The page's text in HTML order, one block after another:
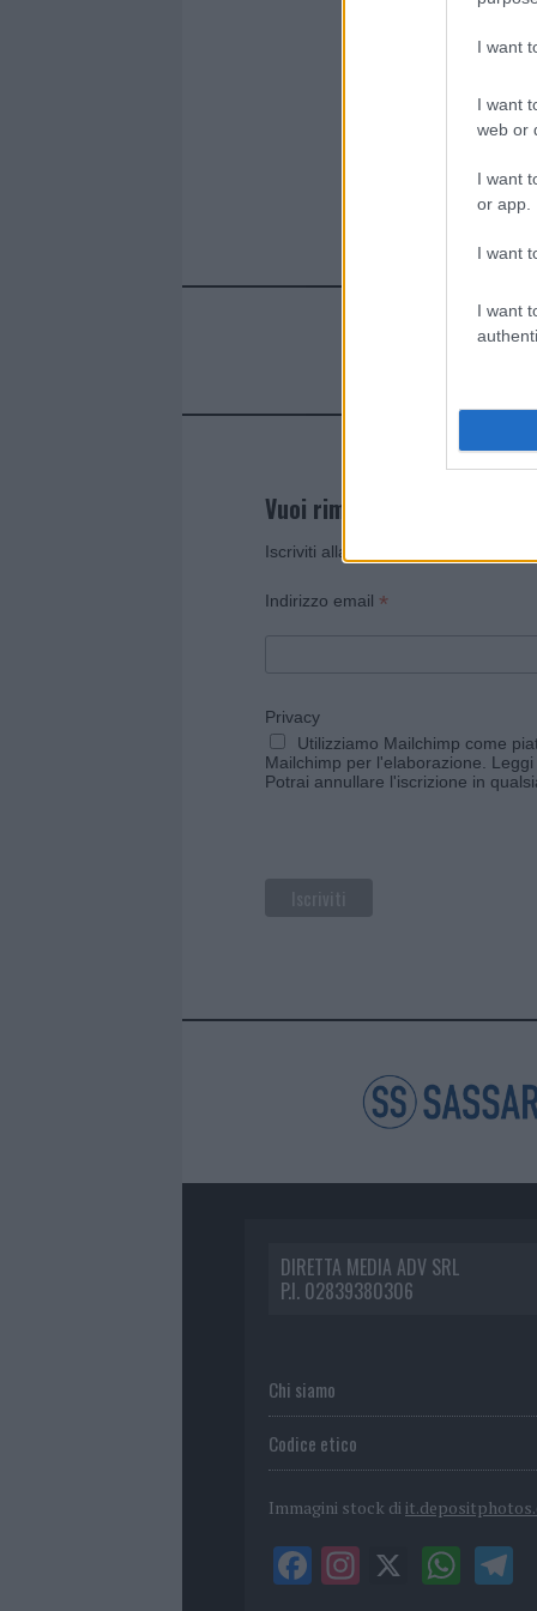
I want
I want
web or
I want
or app.
I want
I want
Vuoi rimanere sempre
Iscriviti alla newsletter di Gallura
Indirizzo email *
Privacy
Utilizziamo Mailchimp come
Mailchimp per l'elaborazione.
Potrai annullare l'iscrizione in
DIRETTA MEDIA ADV SRL
P.I. 02839380306
Chi siamo
Codice etico
Immagini stock di